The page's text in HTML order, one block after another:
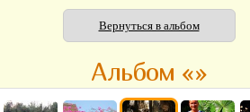
Вернуться в альбом
Альбом «»